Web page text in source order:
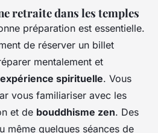
retraite dans les temples
préparation est essentielle.
de réserver un billet
mentalement et
expérience spirituelle. Vous
vous familiariser avec les
et de bouddhisme zen. Des
même quelques séances de